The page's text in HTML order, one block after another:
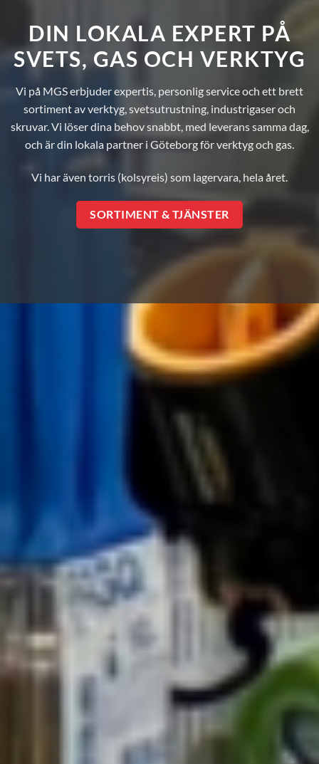
DIN LOKALA EXPERT PÅ
SVETS, GAS OCH VERKTYG
Vi på MGS erbjuder expertis, personlig service och ett brett
sortiment av verktyg, svetsutrustning, industrigaser och
skruvar. Vi löser dina behov snabbt, med leverans samma dag,
och är din lokala partner i Göteborg för verktyg och gas.
Vi har även torris (kolsyreis) som lagervara, hela året.
SORTIMENT & TJÄNSTER